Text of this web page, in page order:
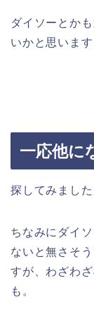
ダイソーとか
いかと思います
一応他に
探してみまし
ちなみにダイ
ないと無さそ
すが、わざわ
も。